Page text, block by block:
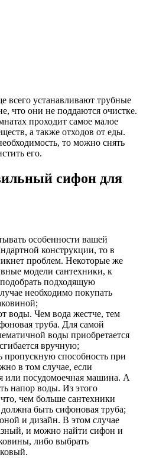
всего устанавливают трубные
что они не поддаются очистке.
проходит самое малое
а также отходов от еды.
то можно снять
его.
сифон для
особенности вашей
конструкции, то в
проблем. Некоторые же
модели сантехники, к
подходящую
необходимо покупать
воды. Чем вода жестче, тем
труба. Для самой
воды приобретается
вручную;
пропускную способность при
в том случае, если
или посудомоечная машина. А
напор воды. Из этого
чем больше сантехники
быть сифоновая труба;
и дизайн. В этом случае
и можно найти сифон и
либо выбрать